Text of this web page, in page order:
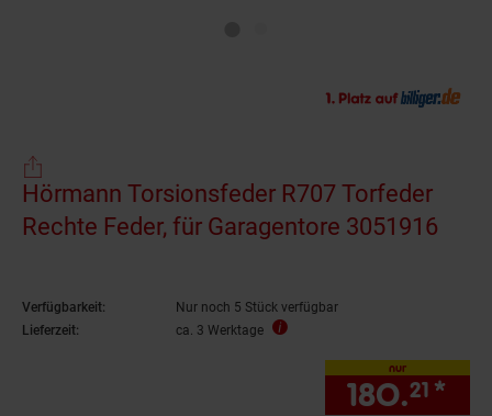
Hörmann Torsionsfeder R707 Torfeder
Rechte Feder, für Garagentore 3051916
Verfügbarkeit:
Nur noch 5 Stück verfügbar
Lieferzeit:
ca. 3 Werktage
nur
180.21 *